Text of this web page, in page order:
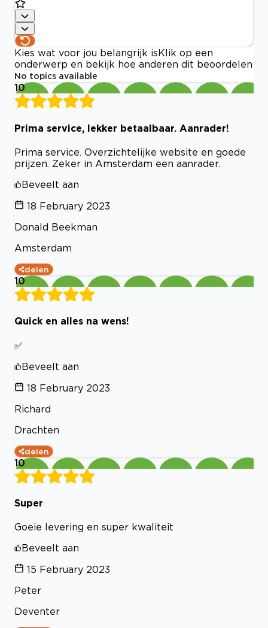
Kies wat voor jou belangrijk is Klik op een
onderwerp en bekijk hoe anderen dit beoordelen
No topics available
10
Prima service, lekker betaalbaar. Aanrader!
Prima service. Overzichtelijke website en goede
prijzen. Zeker in Amsterdam een aanrader.
Beveelt aan
18 February 2023
Donald Beekman
Amsterdam
delen
10
Quick en alles na wens!
✅
Beveelt aan
18 February 2023
Richard
Drachten
delen
10
Super
Goeie levering en super kwaliteit
Beveelt aan
15 February 2023
Peter
Deventer